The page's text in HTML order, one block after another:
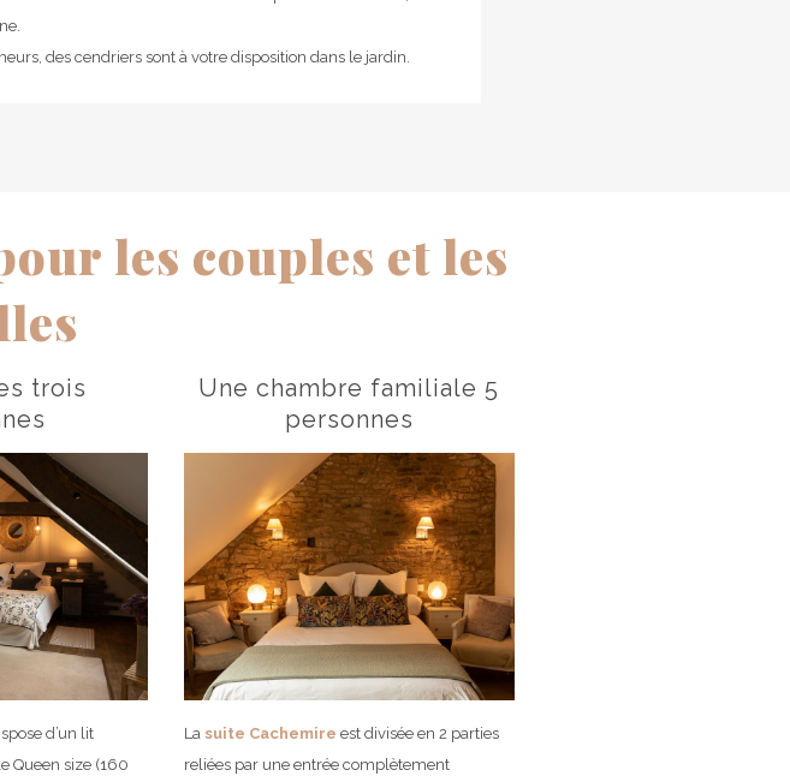
des cendriers sont à votre disposition dans le jardin.
les couples et les
trois
Une chambre familiale 5
personnes
d’un lit
Queen size (160
La suite Cachemire est divisée en 2 parties
reliées par une entrée complètement